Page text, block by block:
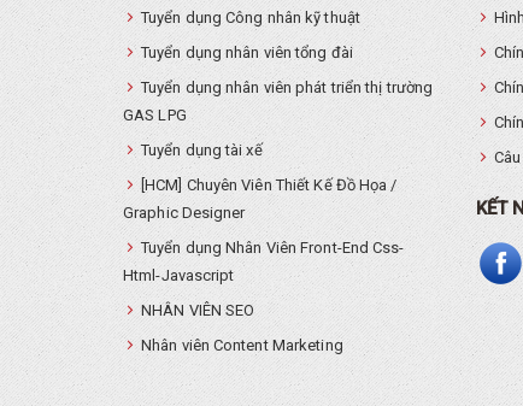
Tuyển dụng Công nhân kỹ thuật
Tuyển dụng nhân viên tổng đài
Tuyển dụng nhân viên phát triển thị trường
GAS LPG
Tuyển dụng tài xế
[HCM] Chuyên Viên Thiết Kế Đồ Họa /
Graphic Designer
Tuyển dụng Nhân Viên Front-End Css-
Html-Javascript
NHÂN VIÊN SEO
Nhân viên Content Marketing
KẾT